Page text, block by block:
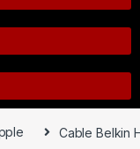
Cable Belkin